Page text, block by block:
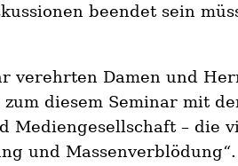
beendet sein
verehrten Damen und
diesem Seminar mit
Mediengesellschaft – die
und Massenverblödung“.